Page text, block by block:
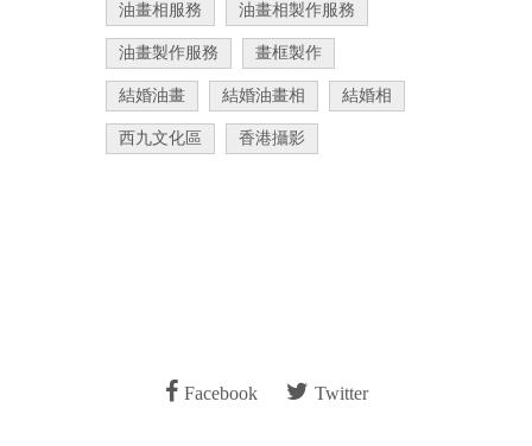
油畫相服務 油畫相製作服務
油畫製作服務 畫框製作
結婚油畫 結婚油畫相 結婚相
西九文化區 香港攝影
Facebook Twitter